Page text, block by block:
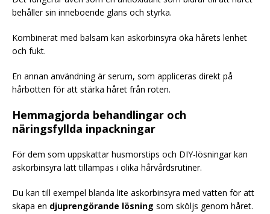
behåller sin inneboende glans och styrka.
Kombinerat med balsam kan askorbinsyra öka hårets lenhet
och fukt.
En annan användning är serum, som appliceras direkt på
hårbotten för att stärka håret från roten.
Hemmagjorda behandlingar och
näringsfyllda inpackningar
För dem som uppskattar husmorstips och DIY-lösningar kan
askorbinsyra lätt tillämpas i olika hårvårdsrutiner.
Du kan till exempel blanda lite askorbinsyra med vatten för att
skapa en djuprengörande lösning som sköljs genom håret.